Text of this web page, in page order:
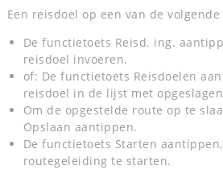
Een reisdoel op een van de
De functietoets Reisd. ing.
reisdoel invoeren.
of: De functietoets Reisdoelen
reisdoel in de lijst met
Om de opgestelde route op te
Opslaan aantippen.
De functietoets Starten
routegeleiding te starten.